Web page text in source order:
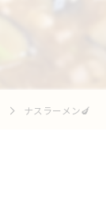
ナスラーメン🍆